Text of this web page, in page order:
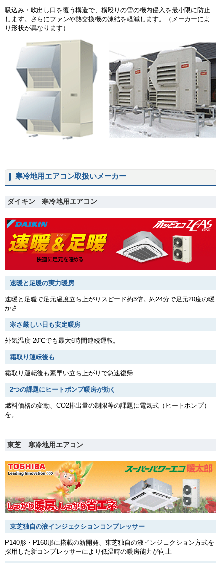
吸込み・吹出し口を覆う構造で、横殴りの雪の機内侵入を最小限に防止
します。さらにファンや熱交換機の凍結を軽減します。（メーカーによ
り形状が異なります）
寒冷地用エアコン取扱いメーカー
ダイキン 寒冷地用エアコン
速暖と足暖の実力暖房
速暖と足暖で足元温度立ち上がりスピード約3倍。約24分で足元20度の暖
かさ
寒さ厳しい日も安定暖房
外気温度-20℃でも最大6時間連続運転。
霜取り運転後も
霜取り運転後も素早い立ち上がりで急速復帰
2つの課題にヒートポンプ暖房が効く
燃料価格の変動、CO2排出量の制限等の課題に電気式（ヒートポンプ）
を。
東芝 寒冷地用エアコン
東芝独自の液インジェクションコンプレッサー
P140形・P160形に搭載の新開発、東芝独自の液インジェクション方式を
採用した新コンプレッサーにより低温時の暖房能力が向上